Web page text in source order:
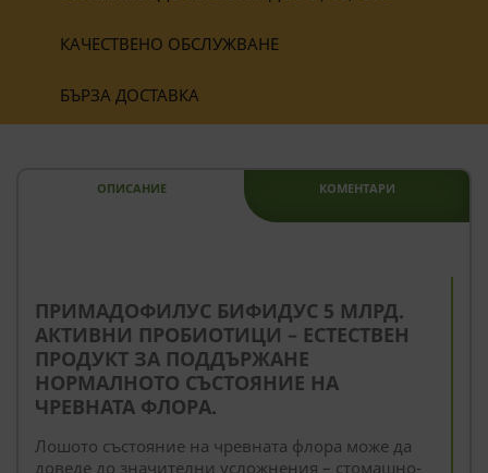
КАЧЕСТВЕНО ОБСЛУЖВАНЕ
БЪРЗА ДОСТАВКА
ОПИСАНИЕ КОМЕНТАРИ
ПРИМАДОФИЛУС БИФИДУС 5 МЛРД.
АКТИВНИ ПРОБИОТИЦИ – ЕСТЕСТВЕН
ПРОДУКТ ЗА ПОДДЪРЖАНЕ
НОРМАЛНОТО СЪСТОЯНИЕ НА
ЧРЕВНАТА ФЛОРА.
Лошото състояние на чревната флора може да
доведе до значителни усложнения – стомашно-